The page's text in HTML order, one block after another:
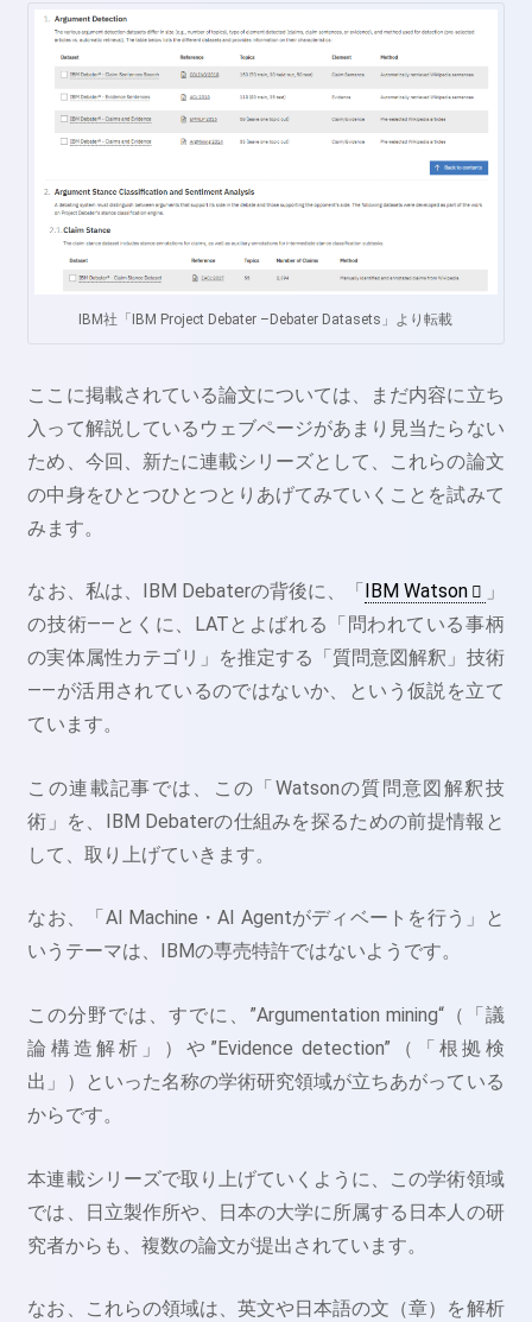
IBM社「IBM Project Debater –Debater Datasets」より転載
ここに掲載されている論文については、まだ内容に立ち
入って解説しているウェブページがあまり見当たらない
ため、今回、新たに連載シリーズとして、これらの論文
の中身をひとつひとつとりあげてみていくことを試みて
みます。
なお、私は、IBM Debaterの背後に、「IBM Watson
」
の技術――とくに、LATとよばれる「問われている事柄
の実体属性カテゴリ」を推定する「質問意図解釈」技術
――が活用されているのではないか、という仮説を立て
ています。
この連載記事では、この「Watsonの質問意図解釈技
術」を、IBM Debaterの仕組みを探るための前提情報と
して、取り上げていきます。
なお、「AI Machine・AI Agentがディベートを行う」と
いうテーマは、IBMの専売特許ではないようです。
この分野では、すでに、”Argumentation mining“（「議
論構造解析」）や”Evidence detection”（「根拠検
出」）といった名称の学術研究領域が立ちあがっている
からです。
本連載シリーズで取り上げていくように、この学術領域
では、日立製作所や、日本の大学に所属する日本人の研
究者からも、複数の論文が提出されています。
なお、これらの領域は、英文や日本語の文（章）を解析